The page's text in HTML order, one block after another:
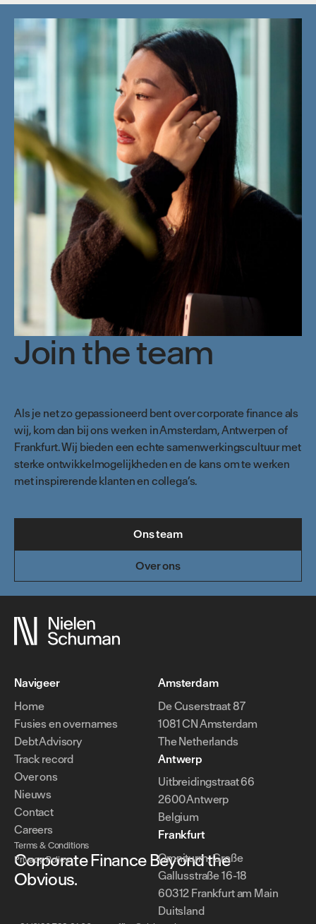
Join the team
Als je net zo gepassioneerd bent over corporate finance als
wij, kom dan bij ons werken in Amsterdam, Antwerpen of
Frankfurt. Wij bieden een echte samenwerkingscultuur met
sterke ontwikkelmogelijkheden en de kans om te werken
met inspirerende klanten en collega’s.
Ons team
Over ons
Corporate Finance Beyond the
Obvious.
Navigeer
Home
Fusies en overnames
Debt Advisory
Track record
Over ons
Nieuws
Contact
Careers
Terms & Conditions
Privacy Policy
Amsterdam
De Cuserstraat 87
1081 CN Amsterdam
The Netherlands
Antwerp
Uitbreidingstraat 66
2600 Antwerp
Belgium
Frankfurt
Omniturm, Große
Gallusstraße 16-18
60312 Frankfurt am Main
Duitsland